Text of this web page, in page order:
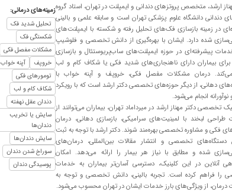
ارشد، متخصص پروتزهای دندانی و ایمپلنت در تهران، استاد گروه
دندانی دانشگاه علوم پزشکی تهران است و سابقه علمی و بالینی
در زمینه بازسازی فک‌های تحلیل رفته و شکسته با ایمپلنت‌های
شده دارد. ایشان با بهره‌گیری از دانش تخصصی و فلوشیپ
پیشرفته‌ای در حوزه ایمپلنت‌های ساب‌پریوستئال و بازسازی
برای بیماران دارای ناهنجاری‌های شدید فکی یا شکاف کام و لب
می‌کند. درمان مشکلات مفصل فکی، خروپف و آپنه خواب با
دهانی، از دیگر حوزه‌های تخصصی دکتر ارشد است که با رویکرد
انجام می‌شود.
تخصصی دکتر مهناز ارشد در میرداماد تهران، بیماران می‌توانند از
طراحی لبخند با لمینیت‌های سرامیکی، بازسازی دهانی، درمان
فکی و مشاوره تخصصی بهره‌مند شوند. دکتر ارشد با توجه به ثبت
دستگاه‌های تخصصی و انتشار مقالات بین‌المللی، درمان‌های
شده و مطابق با نیاز هر بیمار را ارائه می‌دهد. امکان
آنلاین در این کلینیک، دسترسی آسان‌تر بیماران به خدمات
را فراهم کرده است. تجربه بالینی، دانش تخصصی و توجه به
درمان، از ویژگی‌های بارز خدمات ایشان در تهران محسوب می‌شود.
زمینه‌های درمانی:
تحلیل شدید فک
شکستگی فک
مشکلات مفصل فکی
خروپف
آپنه خواب
تومورهای فکی
شکاف کام و لب
دندان عقل نهفته
سایش یا تخریب
دندان‌ها
سایش دندان‌ها
سوراخ شدن دندان
پوسیدگی دندان